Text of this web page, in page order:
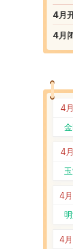
4月
4月
4
4
4
4